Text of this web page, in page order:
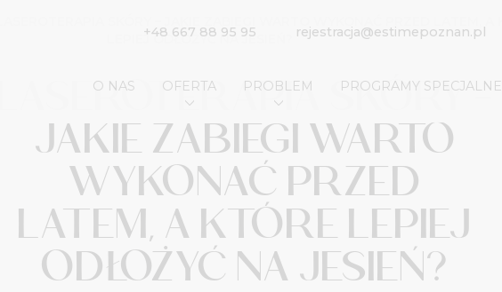
+48 667 88 95 95 rejestracja@estimepoznan.pl
O NAS OFERTA PROBLEM PROGRAMY SPECJALNE
LEPIEJ ODŁOŻYĆ NA JESIEŃ?
SKÓRY –
JAKIE ZABIEGI WARTO
WYKONAĆ PRZED
LATEM, A KTÓRE LEPIEJ
ODŁOŻYĆ NA JESIEŃ?